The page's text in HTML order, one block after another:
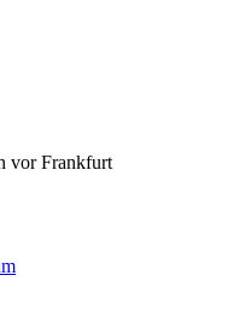
vor Frankfurt